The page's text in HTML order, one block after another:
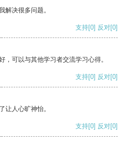
解决很多问题。
支持[0] 反对[0]
，可以与其他学习者交流学习心得。
支持[0] 反对[0]
让人心旷神怡。
支持[0] 反对[0]